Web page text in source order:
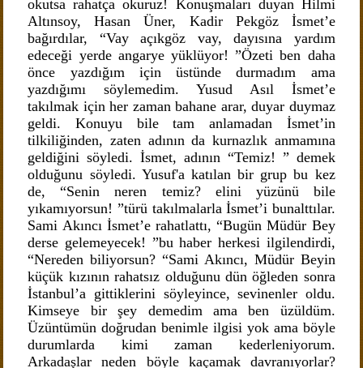
okutsa rahatça okuruz! Konuşmaları duyan Hilmi
Altınsoy, Hasan Üner, Kadir Pekgöz İsmet’e
bağırdılar, “Vay açıkgöz vay, dayısına yardım
edeceği yerde angarye yüklüyor! ”Özeti ben daha
önce yazdığım için üstünde durmadım ama
yazdığımı söylemedim. Yusud Asıl İsmet’e
takılmak için her zaman bahane arar, duyar duymaz
geldi. Konuyu bile tam anlamadan İsmet’in
tilkiliğinden, zaten adının da kurnazlık anmamına
geldiğini söyledi. İsmet, adının “Temiz! ” demek
olduğunu söyledi. Yusuf'a katılan bir grup bu kez
de, “Senin neren temiz? elini yüzünü bile
yıkamıyorsun! ”türü takılmalarla İsmet’i bunalttılar.
Sami Akıncı İsmet’e rahatlattı, “Bugün Müdür Bey
derse gelemeyecek! ”bu haber herkesi ilgilendirdi,
“Nereden biliyorsun? “Sami Akıncı, Müdür Beyin
küçük kızının rahatsız olduğunu dün öğleden sonra
İstanbul’a gittiklerini söyleyince, sevinenler oldu.
Kimseye bir şey demedim ama ben üzüldüm.
Üzüntümün doğrudan benimle ilgisi yok ama böyle
durumlarda kimi zaman kederleniyorum.
Arkadaşlar neden böyle kaçamak davranıyorlar?